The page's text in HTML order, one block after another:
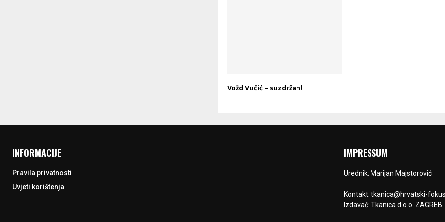
Vožd Vučić – suzdržan!
INFORMACIJE
Pravila privatnosti
Uvjeti korištenja
IMPRESSUM
Urednik: Marijan Majstorović
Kontakt: tkanica@hrvatski-
Izdavač: Tkanica d.o.o. ZAGREB